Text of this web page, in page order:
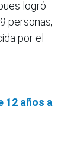
logró
personas,
por el
12 años a